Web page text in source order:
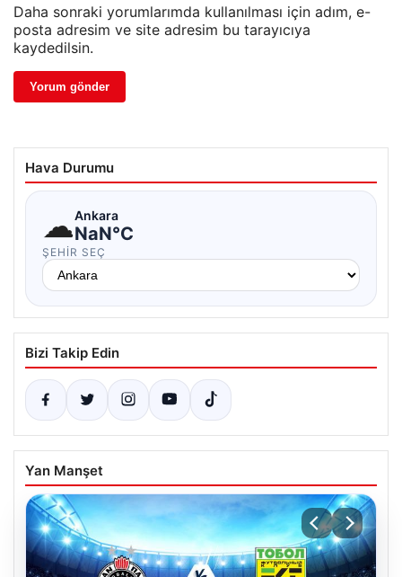
Daha sonraki yorumlarımda kullanılması için adım, e-
posta adresim ve site adresim bu tarayıcıya
kaydedilsin.
Hava Durumu
☁Ankara
NaN°C
ŞEHIR SEÇ
Bizi Takip Edin
Yan Manşet